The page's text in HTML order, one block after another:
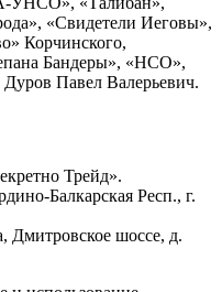
«Свидетели Иеговы»,
Корчинского,
Бандеры», «НСО»,
Павел Валерьевич.
Трейд».
Балкарская Респ., г.
Дмитровское шоссе, д.